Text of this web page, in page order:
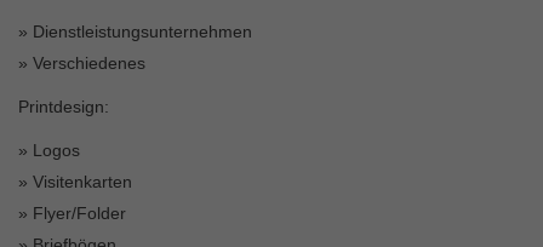
» Dienstleistungsunternehmen
» Verschiedenes
Printdesign:
» Logos
» Visitenkarten
» Flyer/Folder